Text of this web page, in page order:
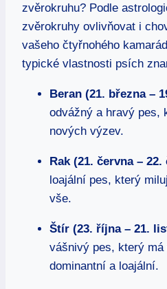
zvěrokruhu? Podle
zvěrokruhy ovlivňovat i
vašeho čtyřnohého
typické vlastnosti psích
Beran (21. března –
odvážný a hravý pes,
nových výzev.
Rak (21. června – 22.
loajální pes, který
vše.
Štír (23. října – 21.
vášnivý pes, který má
dominantní a loajální.